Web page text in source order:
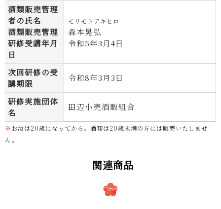
酒類販売管理
者の氏名
酒類販売管理
研修受講年月
日
モリモトアキヒロ
森本晃弘
令和5年3月4日
次回研修の受
講期限
令和8年3月3日
研修実施団体
名
田辺小売酒販組合
※お酒は20歳になってから。酒類は20歳未満の方には販売いたしませ
ん。
関連商品